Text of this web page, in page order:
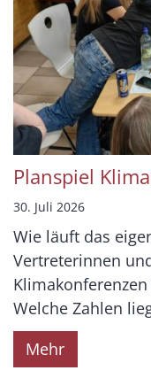
Planspiel
30. Juli 2026
Wie läuft das
Vertreterinnen
Welche Zahlen
Mehr